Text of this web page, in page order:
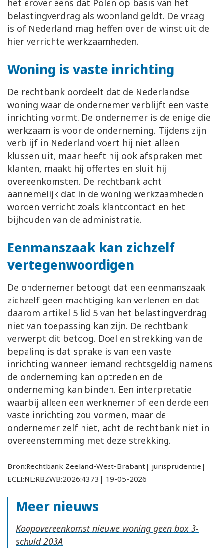
het erover eens dat Polen op basis van het
belastingverdrag als woonland geldt. De vraag
is of Nederland mag heffen over de winst uit de
hier verrichte werkzaamheden.
Woning is vaste inrichting
De rechtbank oordeelt dat de Nederlandse
woning waar de ondernemer verblijft een vaste
inrichting vormt. De ondernemer is de enige die
werkzaam is voor de onderneming. Tijdens zijn
verblijf in Nederland voert hij niet alleen
klussen uit, maar heeft hij ook afspraken met
klanten, maakt hij offertes en sluit hij
overeenkomsten. De rechtbank acht
aannemelijk dat in de woning werkzaamheden
worden verricht zoals klantcontact en het
bijhouden van de administratie.
Eenmanszaak kan zichzelf
vertegenwoordigen
De ondernemer betoogt dat een eenmanszaak
zichzelf geen machtiging kan verlenen en dat
daarom artikel 5 lid 5 van het belastingverdrag
niet van toepassing kan zijn. De rechtbank
verwerpt dit betoog. Doel en strekking van de
bepaling is dat sprake is van een vaste
inrichting wanneer iemand rechtsgeldig namens
de onderneming kan optreden en de
onderneming kan binden. Een interpretatie
waarbij alleen een werknemer of een derde een
vaste inrichting zou vormen, maar de
ondernemer zelf niet, acht de rechtbank niet in
overeenstemming met deze strekking.
Bron:Rechtbank Zeeland-West-Brabant| jurisprudentie|
ECLI:NL:RBZWB:2026:4373| 19-05-2026
Meer nieuws
Koopovereenkomst nieuwe woning geen box 3-
schuld